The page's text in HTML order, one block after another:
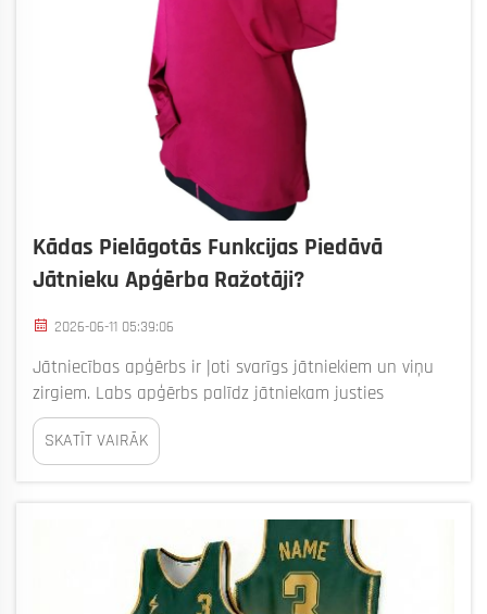
Kādas Pielāgotās Funkcijas Piedāvā
Jātnieku Apģērba Ražotāji?
2026-06-11 05:39:06
Jātniecības apģērbs ir ļoti svarīgs jātniekiem un viņu
zirgiem. Labs apģērbs palīdz jātniekam justies
komfortabli un droši braucot. Ražotāji var izgatavot
pielāgotu jātniecības apģērbu, kas atbilst jātnieka
vajadzībām. Mūsu zīmols Bizarre ir veltīts unikāla un
SKATĪT VAIRĀK